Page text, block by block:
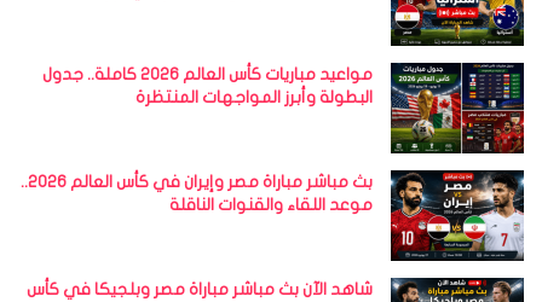
مواعيد مباريات كأس العالم 2026 كاملة.. جدول
البطولة وأبرز المواجهات المنتظرة
بث مباشر مباراة مصر وإيران في كأس العالم 2026..
موعد اللقاء والقنوات الناقلة
شاهد الآن بث مباشر مباراة مصر وبلجيكا في كأس